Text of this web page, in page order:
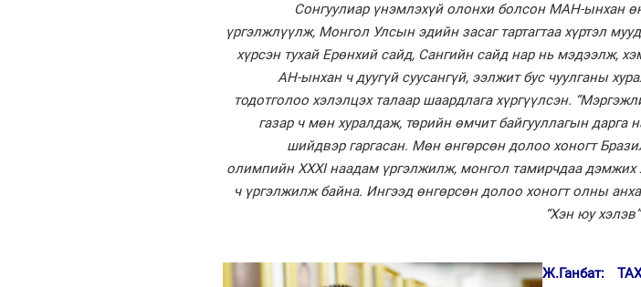
Сонгуулиар үнэмлэхүй олонхи болсон МАН-ынхан
үргэлжлүүлж, Монгол Улсын эдийн засаг тартагтаа хүртэл
хүрсэн тухай Ерөнхий сайд, Сангийн сайд нар нь мэдээлж,
АН-ынхан ч дуугүй суусангүй, ээлжит бус чуулганы
тодотголоо хэлэлцэх талаар шаардлага хүргүүлсэн.
газар ч мөн хуралдаж, төрийн өмчит байгууллагын дарга
шийдвэр гаргасан. Мөн өнгөрсөн долоо хоногт
олимпийн XXXI наадам үргэлжилж, монгол тамирчдаа дэмжих
ч үргэлжилж байна. Ингээд өнгөрсөн долоо хоногт олны
“Хэн юу
Ж.Ганбат: